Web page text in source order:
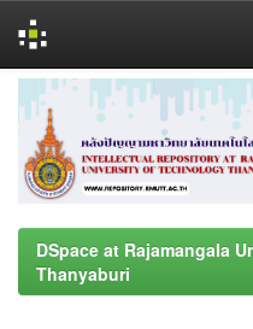
navigation
DSpace at Rajamangala
Thanyaburi